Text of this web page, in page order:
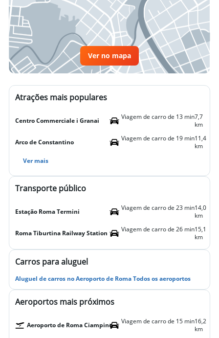
Ver no mapa
Atrações mais populares
Centro Commerciale i Granai Viagem de carro de 13 min7,7
km
Arco de Constantino Viagem de carro de 19 min11,4
km
Ver mais
Transporte público
Estação Roma Termini Viagem de carro de 23 min14,0
km
Roma Tiburtina Railway Station Viagem de carro de 26 min15,1
km
Carros para aluguel
Aluguel de carros no Aeroporto de Roma Todos os aeroportos
Aeroportos mais próximos
Aeroporto de Roma Ciampino Viagem de carro de 15 min16,2
km